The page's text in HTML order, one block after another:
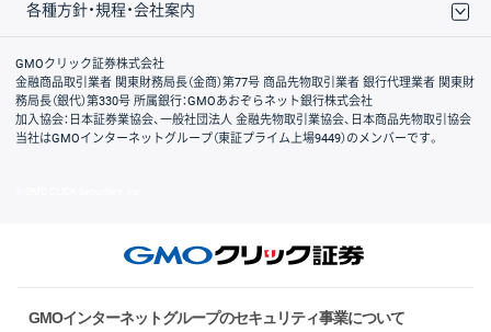
各種方針・規程・会社案内
取引規程・約款
サイトマップ
その他のご案内
個人情報保護方針
最良執行方針
サイトのご利用について
ディスクレイマー
信託保全
リスク説明
会社案内
GMOクリック証券株式会社
金融商品取引業者 関東財務局長（金商）第77号 商品先物取引業者 銀行代理業者 関東財
務局長（銀代）第330号 所属銀行：GMOあおぞらネット銀行株式会社
加入協会：日本証券業協会、一般社団法人 金融先物取引業協会、日本商品先物取引協会
当社はGMOインターネットグループ（東証プライム上場9449）のメンバーです。
GMOインターネットグループのセキュリティ事業について